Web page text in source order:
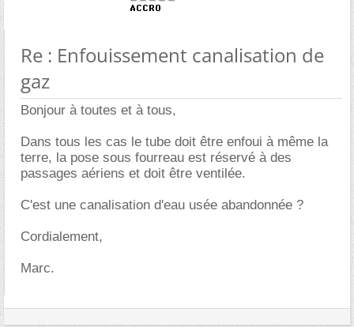
Re : Enfouissement canalisation de
gaz
Bonjour à toutes et à tous,
Dans tous les cas le tube doit être enfoui à même la
terre, la pose sous fourreau est réservé à des
passages aériens et doit être ventilée.
C'est une canalisation d'eau usée abandonnée ?
Cordialement,
Marc.